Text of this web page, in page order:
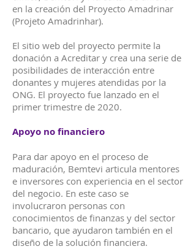
en la creación del Proyecto Amadrinar
(Projeto Amadrinhar).
El sitio web del proyecto permite la
donación a Acreditar y crea una serie de
posibilidades de interacción entre
donantes y mujeres atendidas por la
ONG. El proyecto fue lanzado en el
primer trimestre de 2020.
Apoyo no financiero
Para dar apoyo en el proceso de
maduración, Bemtevi articula mentores
e inversores con experiencia en el sector
del negocio. En este caso se
involucraron personas con
conocimientos de finanzas y del sector
bancario, que ayudaron también en el
diseño de la solución financiera.